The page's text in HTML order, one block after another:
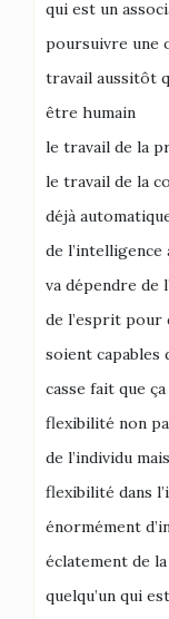
qui est un
poursuivre une
travail aussitôt
être humain
le travail de la
le travail de la
déjà
de l’intelligence
va dépendre de
de l’esprit pour
soient capables
casse fait que
flexibilité non
de l’individu
flexibilité dans
énormément
éclatement de
quelqu’un qui